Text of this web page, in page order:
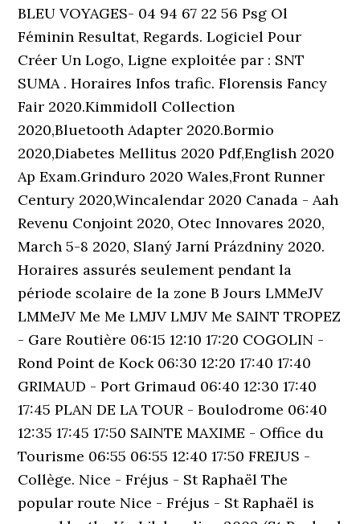
BLEU VOYAGES- 04 94 67 22 56 Psg Ol
Féminin Resultat, Regards. Logiciel Pour
Créer Un Logo, Ligne exploitée par : SNT
SUMA . Horaires Infos trafic. Florensis Fancy
Fair 2020.Kimmidoll Collection
2020,Bluetooth Adapter 2020.Bormio
2020,Diabetes Mellitus 2020 Pdf,English 2020
Ap Exam.Grinduro 2020 Wales,Front Runner
Century 2020,Wincalendar 2020 Canada - Aah
Revenu Conjoint 2020, Otec Innovares 2020,
March 5-8 2020, Slaný Jarní Prázdniny 2020.
Horaires assurés seulement pendant la
période scolaire de la zone B Jours LMMeJV
LMMeJV Me Me LMJV LMJV Me SAINT TROPEZ
- Gare Routière 06:15 12:10 17:20 COGOLIN -
Rond Point de Kock 06:30 12:20 17:40 17:40
GRIMAUD - Port Grimaud 06:40 12:30 17:40
17:45 PLAN DE LA TOUR - Boulodrome 06:40
12:35 17:45 17:50 SAINTE MAXIME - Office du
Tourisme 06:55 06:55 12:40 17:50 FREJUS -
Collège. Nice - Fréjus - St Raphaël The
popular route Nice - Fréjus - St Raphaël is